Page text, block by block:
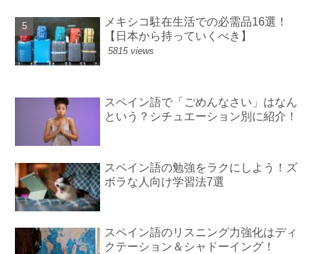
メキシコ駐在生活での必需品16選！
【日本から持っていくべき】
5815 views
スペイン語で「ごめんなさい」はなん
という？シチュエーション別に紹介！
スペイン語の勉強をラクにしよう！ズ
ボラな人向け学習法7選
スペイン語のリスニング力強化はディ
クテーション＆シャドーイング！